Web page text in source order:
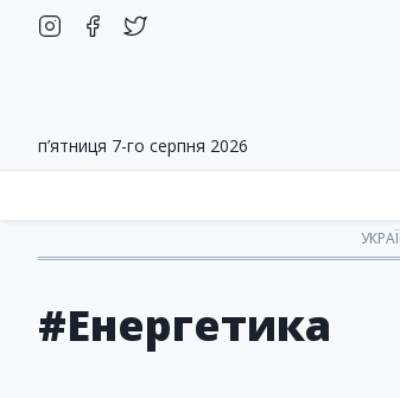
п’ятниця 7-го серпня 2026
#Енергетика